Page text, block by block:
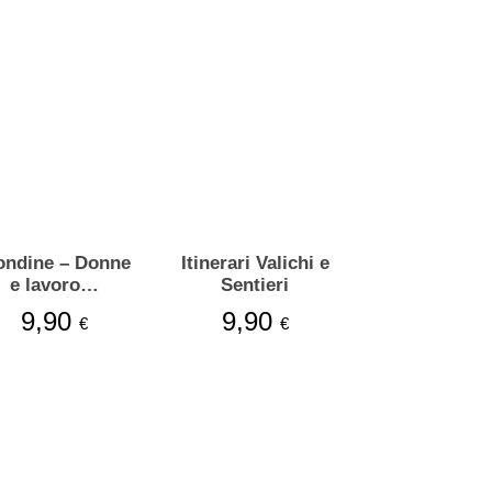
– Donne
e lavoro…
9,90€
Itinerari Valichi e
Sentieri
9,90 €